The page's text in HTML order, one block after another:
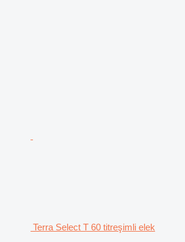
Terra Select T 60 titreşimli elek